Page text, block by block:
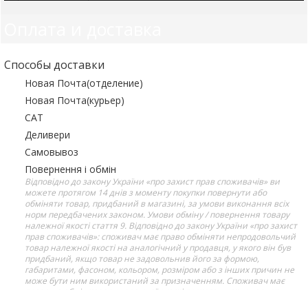
Способы доставки
Новая Почта(отделение)
Новая Почта(курьер)
САТ
Деливери
Самовывоз
Повернення і обмін
Відповідно до закону України «про захист прав споживачів» ви
можете протягом 14 днів з моменту покупки повернути або
обміняти товар, придбаний в магазині, за умови виконання всіх
норм передбачених законом. Умови обміну / повернення товару
належної якості стаття 9. Відповідно до закону України «про захист
прав споживачів»: споживач має право обміняти непродовольчий
товар належної якості на аналогічний у продавця, у якого він був
придбаний, якщо товар не задовольнив його за формою,
габаритами, фасоном, кольором, розміром або з інших причин не
може бути ним використаний за призначенням. Споживач має